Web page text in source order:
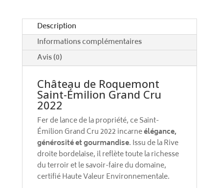
e
:
Description
Informations complémentaires
Avis (0)
Château de Roquemont
Saint-Émilion Grand Cru
2022
Fer de lance de la propriété, ce Saint-
Émilion Grand Cru 2022 incarneélégance,
générosité et gourmandise. Issu de la Rive
droite bordelaise, il reflète toute la richesse
du terroir et le savoir-faire du domaine,
certifié Haute Valeur Environnementale.